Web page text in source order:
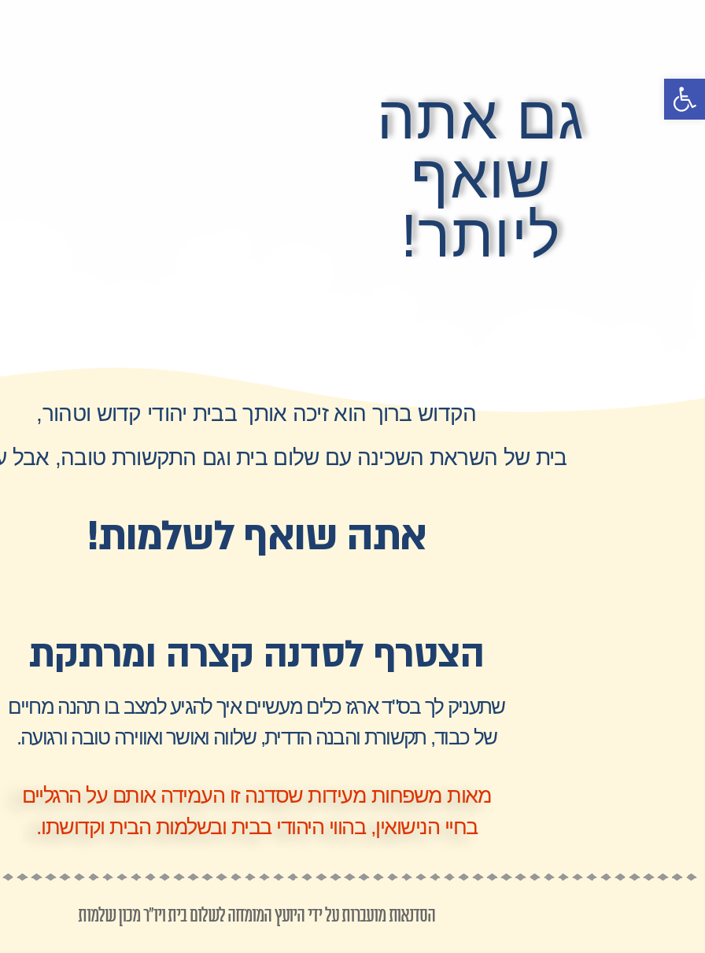
פתח סרגל נגישותגם אתה
שואף
ליותר!
הקדוש ברוך הוא זיכה אותך בבית יהודי קדוש וטהור,
בית של השראת השכינה עם שלום בית וגם התקשורת טובה, אבל
אתה שואף לשלמות!
הצטרף לסדנה קצרה ומרתקת
שתעניק לך בס"ד ארגז כלים מעשיים איך להגיע למצב בו תהנה מחיים
של כבוד, תקשורת והבנה הדדית, שלווה ואושר ואווירה טובה ורגועה.
מאות משפחות מעידות שסדנה זו העמידה אותם על הרגליים
בחיי הנישואין, בהווי היהודי בבית ובשלמות הבית וקדושתו.
הסדנאות מועברות על ידי היועץ המומחה לשלום בית ויו"ר מכון שלמות